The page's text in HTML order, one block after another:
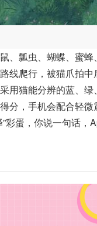
、瓢虫、蝴蝶、蜜
线爬行，被猫爪拍中
用猫能分辨的蓝、绿
分，手机会配合轻微
彩蛋，你说一句话，